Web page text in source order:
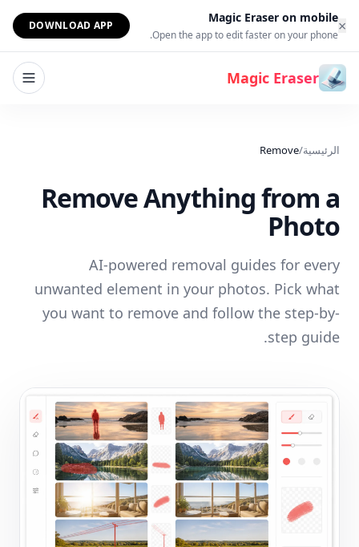
تخطي إلى المحتوى
×
Magic Eraser on mobile
Open the app to edit faster on your phone.
DOWNLOAD APP
Magic Eraser
الرئيسية/
Remove
Remove Anything from a
Photo
AI-powered removal guides for every
unwanted element in your photos. Pick what
you want to remove and follow the step-by-
step guide.